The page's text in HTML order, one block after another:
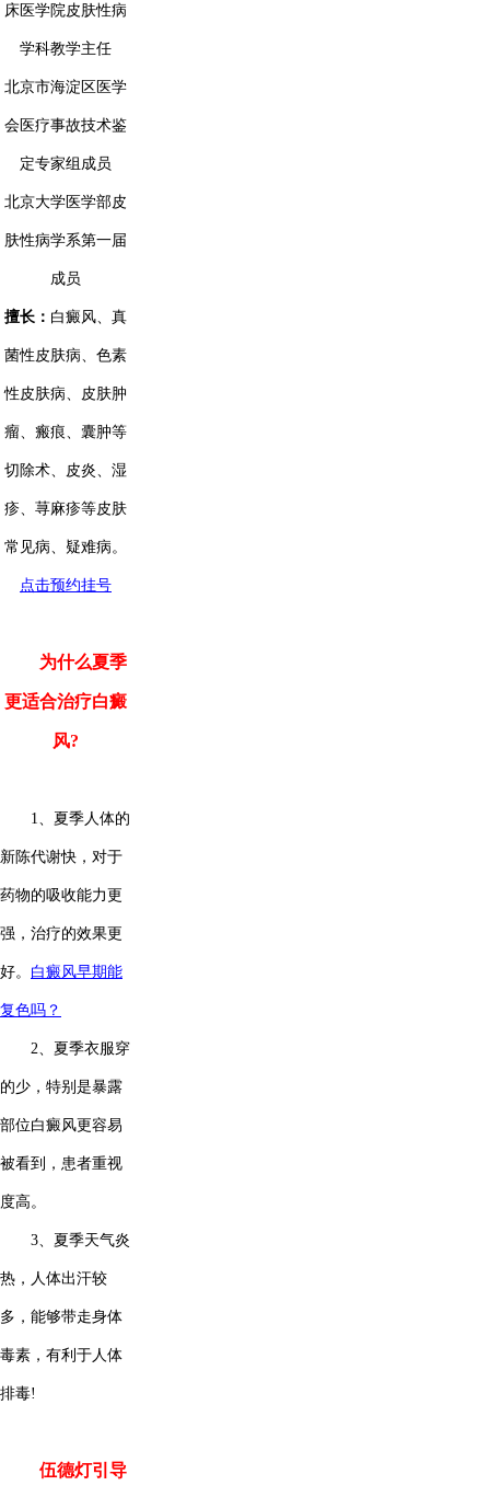
床医学院皮肤性病
学科教学主任
北京市海淀区医学
会医疗事故技术鉴
定专家组成员
北京大学医学部皮
肤性病学系第一届
成员
擅长： 白癜风、真
菌性皮肤病、色素
性皮肤病、皮肤肿
瘤、瘢痕、囊肿等
切除术、皮炎、湿
疹、荨麻疹等皮肤
常见病、疑难病。
点击预约挂号
为什么夏季
更适合治疗白癜
风?
1、夏季人体的
新陈代谢快，对于
药物的吸收能力更
强，治疗的效果更
好。 白癜风早期能
复色吗？
2、夏季衣服穿
的少，特别是暴露
部位白癜风更容易
被看到，患者重视
度高。
3、夏季天气炎
热，人体出汗较
多，能够带走身体
毒素，有利于人体
排毒!
伍德灯引导